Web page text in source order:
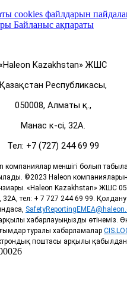
cookies файлдарын
Байланыс ақпараты
«Haleon Kazakhstan» ЖШС
Қазақстан Республикасы,
050008, Алматы қ.,
Манас к-сі, 32А.
Тел: +7 (727) 244 69 99
компаниялар меншігі болып
©2023 Haleon
«Haleon Kazakhstan» ЖШС
тел: + 7 727 244 69 99. Қолдану
хабарлауыңызды өтінеміз.
туралы хабарламалар
поштасы арқылы